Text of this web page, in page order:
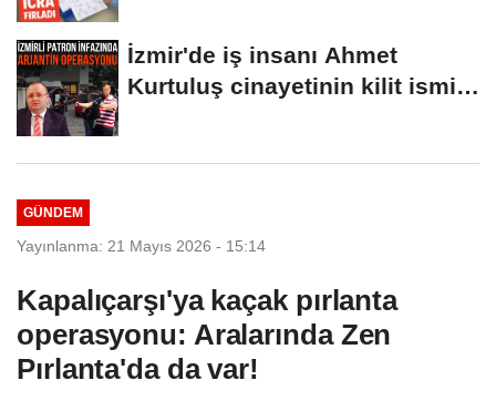
İzmir'de iş insanı Ahmet
Kurtuluş cinayetinin kilit ismi
GÜNDEM
Yayınlanma: 21 Mayıs 2026 - 15:14
Kapalıçarşı'ya kaçak pırlanta
operasyonu: Aralarında Zen
Pırlanta'da da var!